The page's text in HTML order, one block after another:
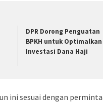
DPR Dorong Penguatan
BPKH untuk Optimalkan
Investasi Dana Haji
ini sesuai dengan